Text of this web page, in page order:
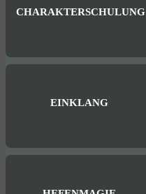
CHARAKTERSCHULUNG
EINKLANG